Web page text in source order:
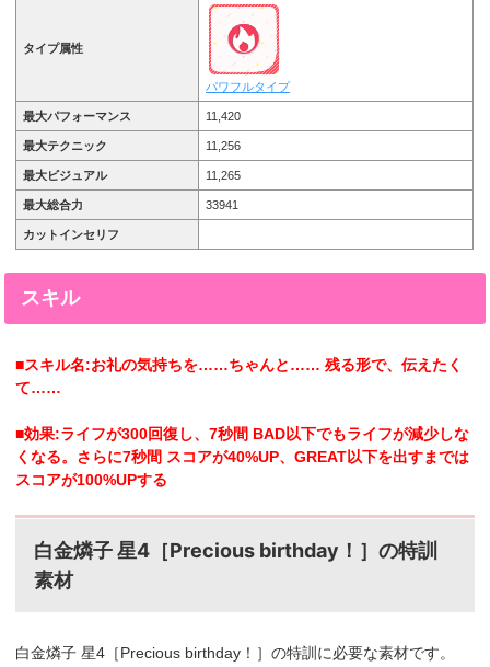
タイプ属性
パワフルタイプ
最大パフォーマンス 11,420
最大テクニック 11,256
最大ビジュアル 11,265
最大総合力 33941
カットインセリフ
スキル
■スキル名:お礼の気持ちを……ちゃんと…… 残る形で、伝えたく
て……
■効果:ライフが300回復し、7秒間 BAD以下でもライフが減少しな
くなる。さらに7秒間 スコアが40%UP、GREAT以下を出すまでは
スコアが100%UPする
白金燐子 星4［Precious birthday！ ］の特訓
素材
白金燐子 星4［Precious birthday！ ］の特訓に必要な素材です。